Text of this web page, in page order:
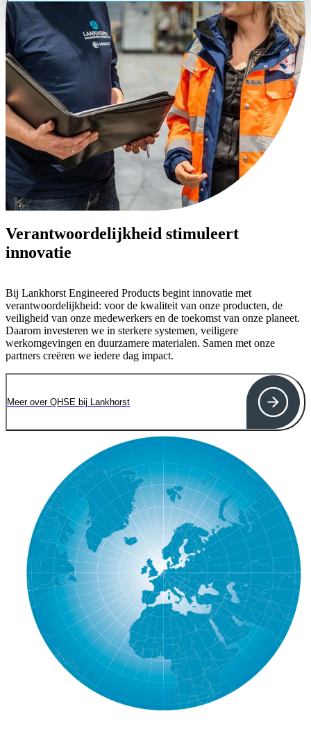
Verantwoordelijkheid stimuleert
innovatie
Bij Lankhorst Engineered Products begint innovatie met
verantwoordelijkheid: voor de kwaliteit van onze producten, de
veiligheid van onze medewerkers en de toekomst van onze planeet.
Daarom investeren we in sterkere systemen, veiligere
werkomgevingen en duurzamere materialen. Samen met onze
partners creëren we iedere dag impact.
Meer over QHSE bij Lankhorst